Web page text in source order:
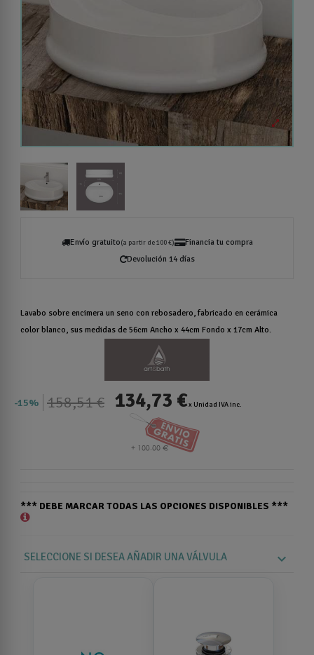
Envío gratuito(a partir de 100 €)
Financia tu compra
Devolución 14 días
Lavabo sobre encimera un seno con rebosadero, fabricado en cerámica
color blanco, sus medidas de 56cm Ancho x 44cm Fondo x 17cm Alto.
15% 158,51 € 134,73 €x Unidad IVA inc.
*** DEBE MARCAR TODAS LAS OPCIONES DISPONIBLES ***
SELECCIONE SI DESEA AÑADIR UNA VÁLVULA expand_more